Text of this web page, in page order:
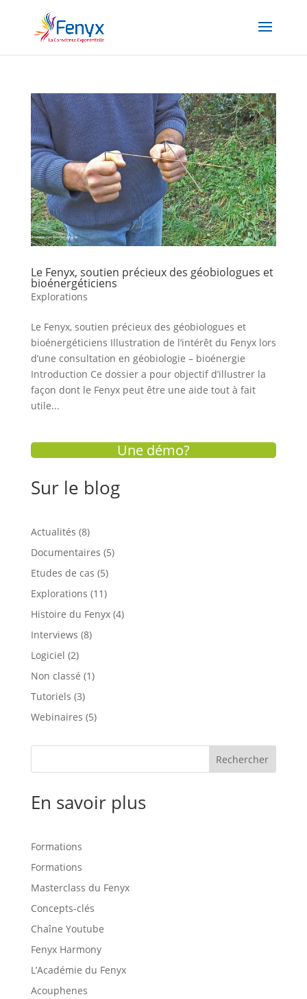
Le Fenyx, soutien précieux des géobiologues et
bioénergéticiens
Explorations
Le Fenyx, soutien précieux des géobiologues et
bioénergéticiens Illustration de l’intérêt du Fenyx lors
d’une consultation en géobiologie – bioénergie
Introduction Ce dossier a pour objectif d’illustrer la
façon dont le Fenyx peut être une aide tout à fait
utile...
Une démo?
Sur le blog
Actualités (8)
Documentaires (5)
Etudes de cas (5)
Explorations (11)
Histoire du Fenyx(4)
Interviews (8)
Logiciel (2)
Non classé (1)
Tutoriels (3)
Webinaires (5)
Rechercher
En savoir plus
Formations
Formations
Masterclass du Fenyx
Concepts-clés
Chaîne Youtube
Fenyx Harmony
L’Académie du Fenyx
Acouphenes